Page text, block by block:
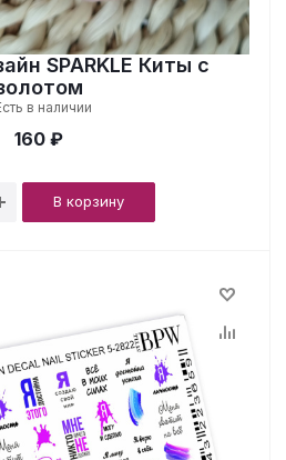
SPARKLE Киты с
в наличии
160 ₽
В корзину